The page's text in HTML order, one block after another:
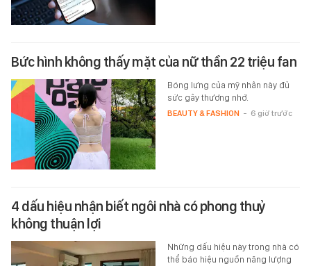
Bức hình không thấy mặt của nữ thần 22 triệu fan
Bóng lưng của mỹ nhân này đủ
sức gây thương nhớ.
BEAUTY & FASHION - 6 giờ trước
4 dấu hiệu nhận biết ngôi nhà có phong thuỷ
không thuận lợi
Những dấu hiệu này trong nhà có
thể báo hiệu nguồn năng lượng